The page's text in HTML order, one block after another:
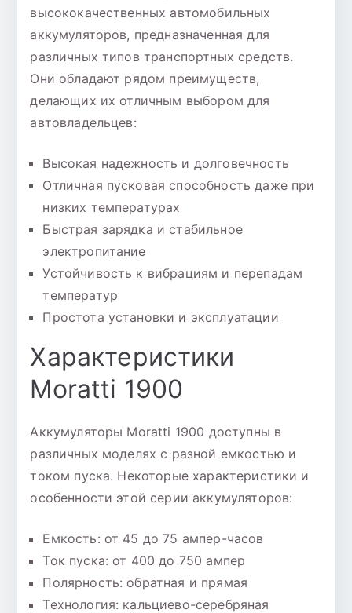
высококачественных автомобильных
аккумуляторов, предназначенная для
различных типов транспортных средств.
Они обладают рядом преимуществ,
делающих их отличным выбором для
автовладельцев:
Высокая надежность и долговечность
Отличная пусковая способность даже при
низких температурах
Быстрая зарядка и стабильное
электропитание
Устойчивость к вибрациям и перепадам
температур
Простота установки и эксплуатации
Характеристики
Moratti 1900
Аккумуляторы Moratti 1900 доступны в
различных моделях с разной емкостью и
током пуска. Некоторые характеристики и
особенности этой серии аккумуляторов:
Емкость: от 45 до 75 ампер-часов
Ток пуска: от 400 до 750 ампер
Полярность: обратная и прямая
Технология: кальциево-серебряная